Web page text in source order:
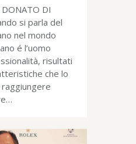
DI
si parla del
nel mondo
é l’uomo
risultati
che lo